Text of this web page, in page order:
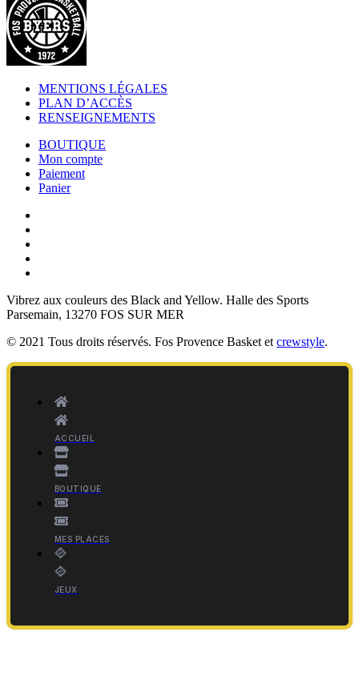
MENTIONS LÉGALES
PLAN D’ACCÈS
RENSEIGNEMENTS
BOUTIQUE
Mon compte
Paiement
Panier
Vibrez aux couleurs des Black and Yellow. Halle des Sports
Parsemain, 13270 FOS SUR MER
© 2021 Tous droits réservés. Fos Provence Basket et crewstyle.
ACCUEIL
BOUTIQUE
MES PLACES
JEUX